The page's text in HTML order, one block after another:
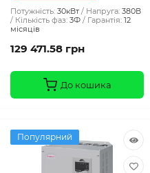
Потужність: 30кВт Напруга: 380В
Кількість фаз: 3Ф Гарантія: 12
місяців
129 471.58 грн
До кошика
Популярний